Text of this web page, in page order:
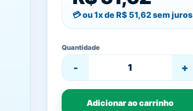
ou 1x de R$ 51,62sem juros
Quantidade
- +
Adicionar ao carrinho